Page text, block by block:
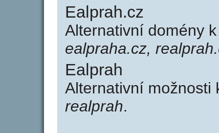
Ealprah.cz
Alternativní domény
ealpraha.cz,
Ealprah
Alternativní
realprah.